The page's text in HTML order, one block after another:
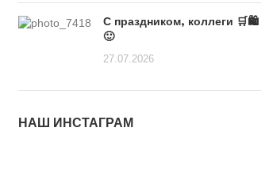
С праздником, коллеги 🛒🛍️
🙂
27.07.2026
НАШ ИНСТАГРАМ